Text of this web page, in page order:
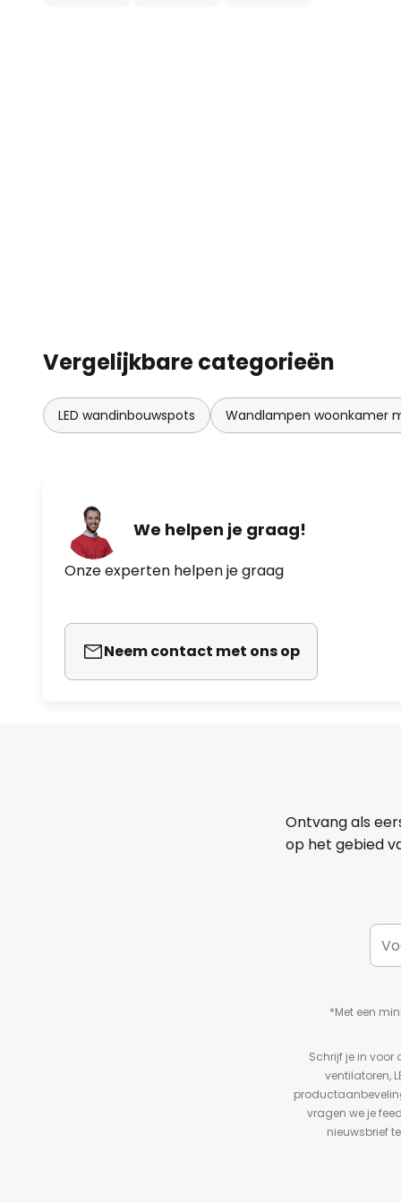
Vergelijkbare categorieën
LED wandinbouwspots Wandlampen woonkamer
We helpen je graag!
Onze experten helpen je graag
Neem contact met ons op
Ontvang als
op het gebied
*Met een
Schrijf je in voor
ventilatoren,
vragen we je
nieuwsbrief